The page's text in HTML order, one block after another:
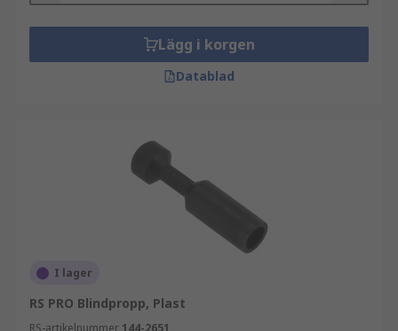
Lägg i korgen
Datablad
I lager
RS PRO Blindpropp, Plast
RS-artikelnummer 144-2651